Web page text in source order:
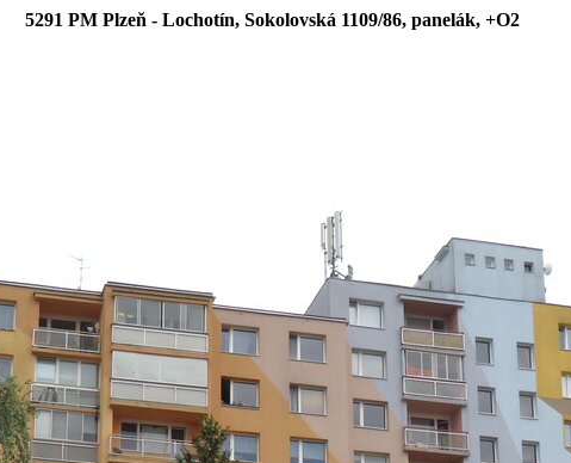
5291 PM Plzeň - Lochotín, Sokolovská 1109/86, panelák, +O2